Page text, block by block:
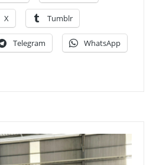
X Tumblr
Telegram WhatsApp